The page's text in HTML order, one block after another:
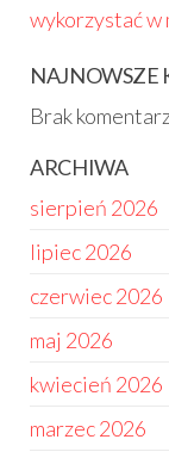
wykorzystać w
NAJNOWSZE
Brak
ARCHIWA
sierpień 2026
lipiec 2026
czerwiec 2026
maj 2026
kwiecień 2026
marzec 2026